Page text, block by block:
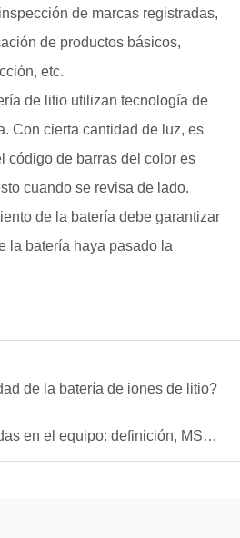
de marcas registradas,
de productos básicos,
etc.
de litio utilizan tecnología de
Con cierta cantidad de luz, es
código de barras del color es
cuando se revisa de lado.
de la batería debe garantizar
la batería haya pasado la
de la batería de iones de litio?
en el equipo: definición, MSDS,